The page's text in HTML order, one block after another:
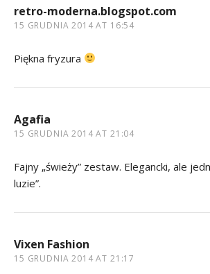
retro-moderna.blogspot.com
15 GRUDNIA 2014 AT 16:54
Piękna fryzura
Agafia
15 GRUDNIA 2014 AT 21:04
Fajny „świeży” zestaw. Elegancki, ale
luzie”.
Vixen Fashion
15 GRUDNIA 2014 AT 21:17